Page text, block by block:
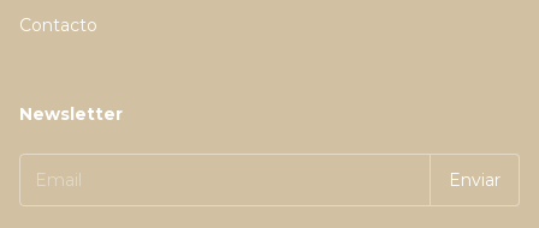
Contacto
Newsletter